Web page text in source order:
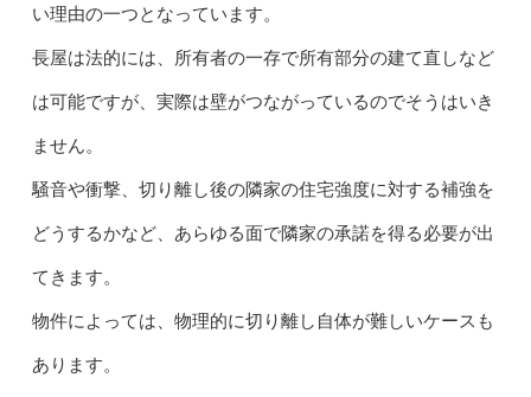
い理由の一つとなっています。
長屋は法的には、所有者の一存で所有部分の建て直しなど
は可能ですが、実際は壁がつながっているのでそうはいき
ません。
騒音や衝撃、切り離し後の隣家の住宅強度に対する補強を
どうするかなど、あらゆる面で隣家の承諾を得る必要が出
てきます。
物件によっては、物理的に切り離し自体が難しいケースも
あります。